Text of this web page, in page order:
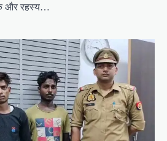
और रहस्य…